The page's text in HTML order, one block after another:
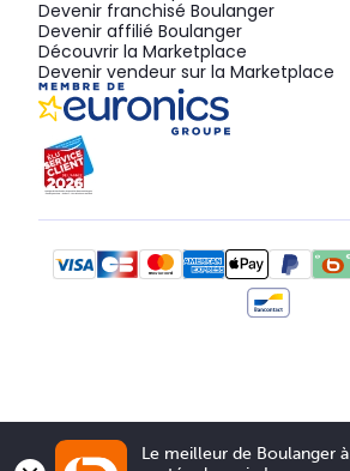
Devenir franchisé Boulanger
Devenir affilié Boulanger
Découvrir la Marketplace
Devenir vendeur sur la Marketplace
Le meilleur de Boulanger à